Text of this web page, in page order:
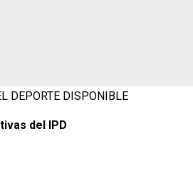
DEPORTE DISPONIBLE
del IPD